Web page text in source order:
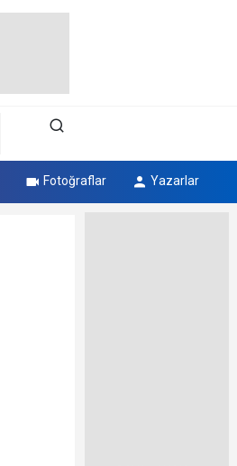
Fotoğraflar Yazarlar